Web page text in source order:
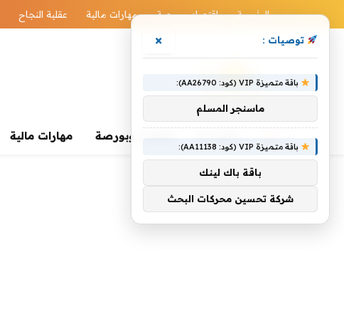
الرئيسية اقتصاد وبورصة مهارات مالية عقلية النجاح
اقتصاد وبورصة مهارات مالية
توصيات : ×
باقة متميزة VIP (كود: AA26790):
ماسنجر المسلم
باقة متميزة VIP (كود: AA11138):
باقة باك لينك
شركة تحسين محركات البحث